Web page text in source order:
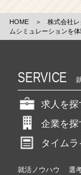
HOME ＞ 株式会社
ムシミュレーションを
SERVICE
求人を探
企業を探
タイムラ
就活ノウハウ 選